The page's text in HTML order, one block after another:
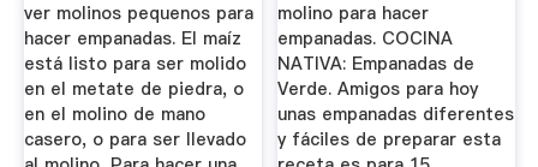
ver molinos pequenos para
hacer empanadas. El maíz
está listo para ser molido
en el metate de piedra, o
en el molino de mano
casero, o para ser llevado
molino para hacer
empanadas. COCINA
NATIVA: Empanadas de
Verde. Amigos para hoy
unas empanadas diferentes
y fáciles de preparar esta